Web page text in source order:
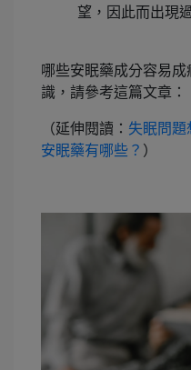
望，因此而出現
哪些安眠藥成分容易
識，請參考這篇文章：
（延伸閱讀： 失眠問題
安眠藥有哪些？ ）